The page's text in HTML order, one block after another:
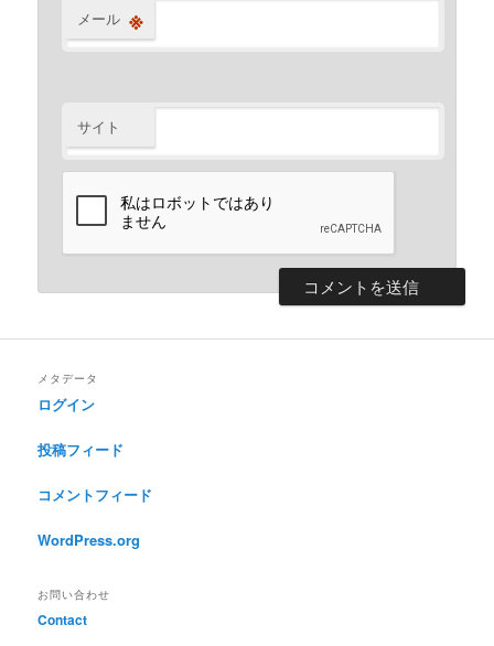
メール ※
サイト
メタデータ
ログイン
投稿フィード
コメントフィード
WordPress.org
お問い合わせ
Contact